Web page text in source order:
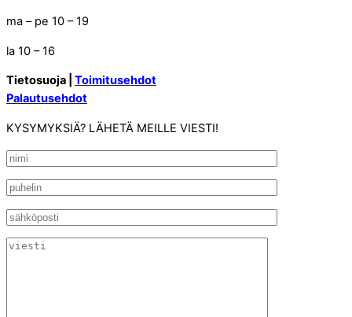
ma – pe 10 – 19
la 10 – 16
Tietosuoja | Toimitusehdot
Palautusehdot
KYSYMYKSIÄ? LÄHETÄ MEILLE VIESTI!